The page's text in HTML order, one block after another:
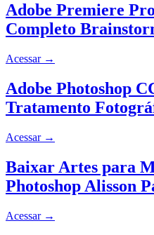
Adobe Premiere
Completo
Acessar →
Adobe Photoshop
Tratamento
Acessar →
Baixar Artes para
Photoshop Alisson
Acessar →